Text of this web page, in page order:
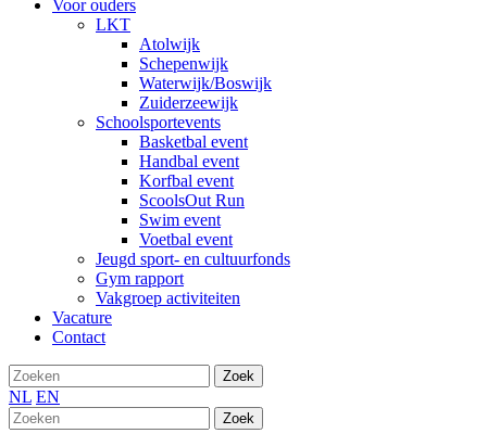
Voor ouders
LKT
Atolwijk
Schepenwijk
Waterwijk/Boswijk
Zuiderzeewijk
Schoolsportevents
Basketbal event
Handbal event
Korfbal event
ScoolsOut Run
Swim event
Voetbal event
Jeugd sport- en cultuurfonds
Gym rapport
Vakgroep activiteiten
Vacature
Contact
Zoek
NL EN
Zoek